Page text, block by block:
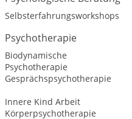
Selbsterfahrungsworkshops
Psychotherapie
Biodynamische
Psychotherapie
Gesprächspsychotherapie
Innere Kind Arbeit
Körperpsychotherapie